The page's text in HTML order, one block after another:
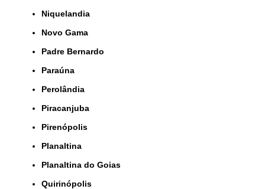
Niquelandia
Novo Gama
Padre Bernardo
Paraúna
Perolândia
Piracanjuba
Pirenópolis
Planaltina
Planaltina do Goias
Quirinópolis